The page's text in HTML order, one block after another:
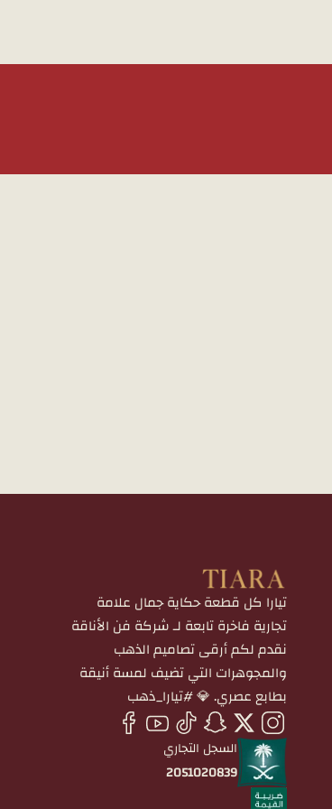
تيارا كل قطعة حكاية جمال علامة
تجارية فاخرة تابعة لـ شركة فن الأناقة
نقدم لكم أرقى تصاميم الذهب
والمجوهرات التي تضيف لمسة أنيقة
بطابع عصري. 💎 #تيارا_ذهب
السجل التجاري
2051020839